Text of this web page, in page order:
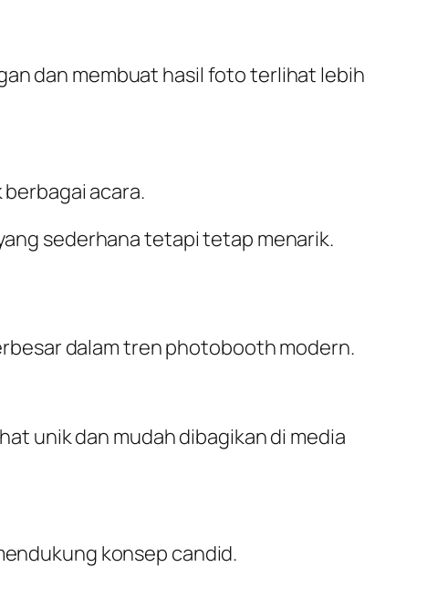
dan membuat hasil foto terlihat lebih
acara.
sederhana tetapi tetap menarik.
dalam tren photobooth modern.
unik dan mudah dibagikan di media
konsep candid.